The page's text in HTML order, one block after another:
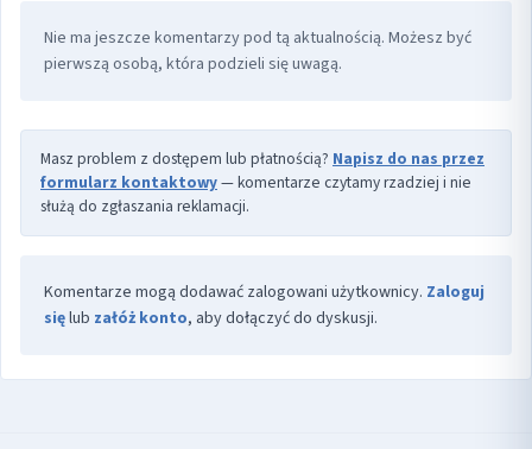
Nie ma jeszcze komentarzy pod tą aktualnością. Możesz być
pierwszą osobą, która podzieli się uwagą.
Masz problem z dostępem lub płatnością? Napisz do nas przez
formularz kontaktowy— komentarze czytamy rzadziej i nie
służą do zgłaszania reklamacji.
Komentarze mogą dodawać zalogowani użytkownicy. Zaloguj
sięlub załóż konto, aby dołączyć do dyskusji.